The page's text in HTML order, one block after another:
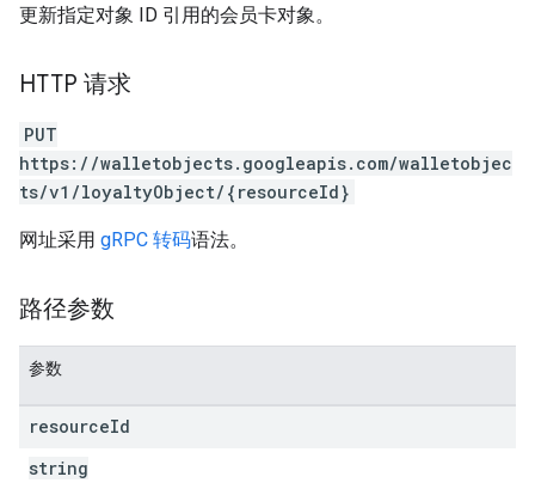
更新指定对象 ID 引用的会员卡对象。
HTTP 请求
PUT
https://walletobjects.googleapis.com/walletobjec
ts/v1/loyaltyObject/{resourceId}
网址采用 gRPC 转码语法。
路径参数
参数
resourceId
string